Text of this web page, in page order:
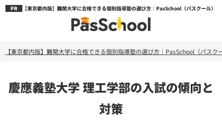
【東京都内版】難関大学に合格できる個別指導塾の選び方｜PasSchool（パスクール）
【東京都内版】難関大学に合格できる個別指導塾の選び方｜PasSchool（パスク
慶應義塾大学 理工学部の入試の傾向と
対策